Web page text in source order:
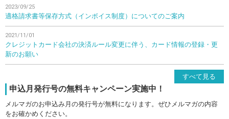
2023/09/25
適格請求書等保存方式（インボイス制度）についてのご案内
2021/11/01
クレジットカード会社の決済ルール変更に伴う、カード情報の登録・更
新のお願い
すべて見る
申込月発行号の無料キャンペーン実施中！
メルマガのお申込み月の発行号が無料になります。ぜひメルマガの内容
をお確かめください。